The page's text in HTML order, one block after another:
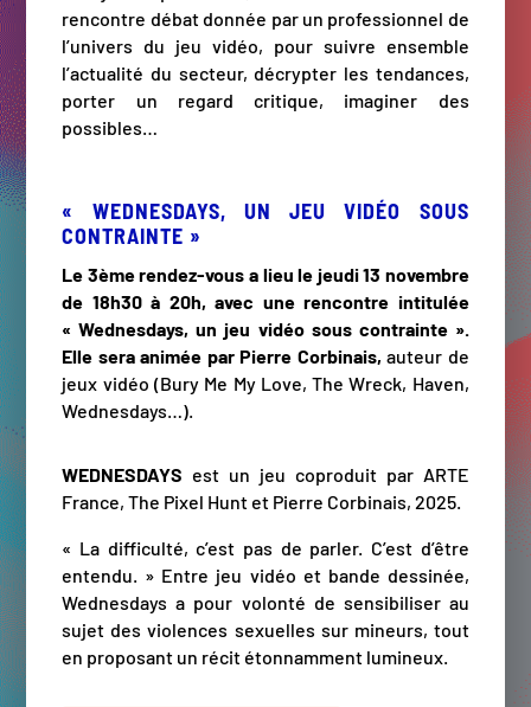
rencontre débat donnée par un professionnel de
l’univers du jeu vidéo, pour suivre ensemble
l’actualité du secteur, décrypter les tendances,
porter un regard critique, imaginer des
possibles…
« WEDNESDAYS, UN JEU VIDÉO SOUS
CONTRAINTE »
Le 3ème rendez-vous a lieu le jeudi 13 novembre
de 18h30 à 20h, avec une rencontre intitulée
« Wednesdays, un jeu vidéo sous contrainte ».
Elle sera animée par Pierre Corbinais, auteur de
jeux vidéo (Bury Me My Love, The Wreck, Haven,
Wednesdays…).
WEDNESDAYS est un jeu coproduit par ARTE
France, The Pixel Hunt et Pierre Corbinais, 2025.
« La difficulté, c’est pas de parler. C’est d’être
entendu. » Entre jeu vidéo et bande dessinée,
Wednesdays a pour volonté de sensibiliser au
sujet des violences sexuelles sur mineurs, tout
en proposant un récit étonnamment lumineux.